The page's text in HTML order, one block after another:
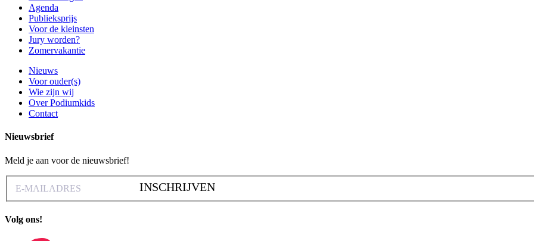
Agenda
Publieksprijs
Voor de kleinsten
Jury worden?
Zomervakantie
Nieuws
Voor ouder(s)
Wie zijn wij
Over Podiumkids
Contact
Nieuwsbrief
Meld je aan voor de nieuwsbrief!
INSCHRIJVEN
Volg ons!